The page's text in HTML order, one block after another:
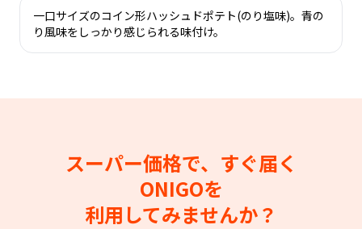
一口サイズのコイン形ハッシュドポテト(のり塩味)。青の
り風味をしっかり感じられる味付け。
スーパー価格で、すぐ届く
ONIGOを
利用してみませんか？